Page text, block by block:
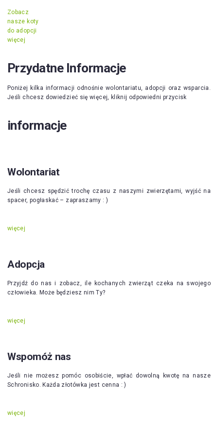
Zobacz
nasze koty
do adopcji
więcej
Przydatne Informacje
Poniżej kilka informacji odnośnie wolontariatu, adopcji oraz wsparcia.
Jeśli chcesz dowiedzieć się więcej, kliknij odpowiedni przycisk
informacje
Wolontariat
Jeśli chcesz spędzić trochę czasu z naszymi zwierzętami, wyjść na
spacer, pogłaskać – zapraszamy : )
więcej
Adopcja
Przyjdź do nas i zobacz, ile kochanych zwierząt czeka na swojego
człowieka. Może będziesz nim Ty?
więcej
Wspomóż nas
Jeśli nie możesz pomóc osobiście, wpłać dowolną kwotę na nasze
Schronisko. Każda złotówka jest cenna : )
więcej